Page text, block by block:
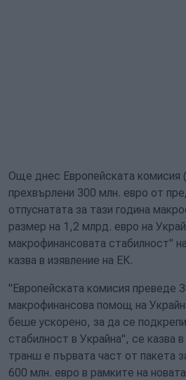
Още днес Европейската комисия
прехвърлени 300 млн. евро от
отпуснатата за тази година
размер на 1,2 млрд. евро на
макрофинансовата стабилност"
казва в изявление на ЕК.
"Европейската комисия преведе
макрофинансова помощ на
беше ускорено, за да се
стабилност в Украйна", се казва
транш е първата част от пакета
600 млн. евро в рамките на